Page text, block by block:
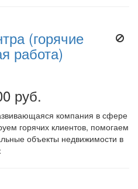
(горячие
работа)
руб.
компания в сфере
горячих клиентов, помогаем
объекты недвижимости в